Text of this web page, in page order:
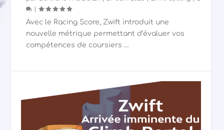
|
Avec le Racing Score, Zwift introduit une
nouvelle métrique permettant d’évaluer vos
compétences de coursiers …